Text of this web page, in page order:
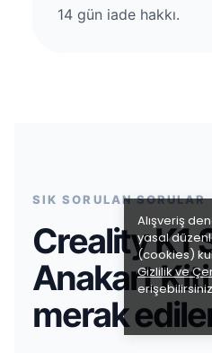
Alışveriş
yasal
(cookies)
Gizlilik ve
14 gün iade hakkı.
SIK SORULAN SORULAR
Creality K1
Anakart
merak